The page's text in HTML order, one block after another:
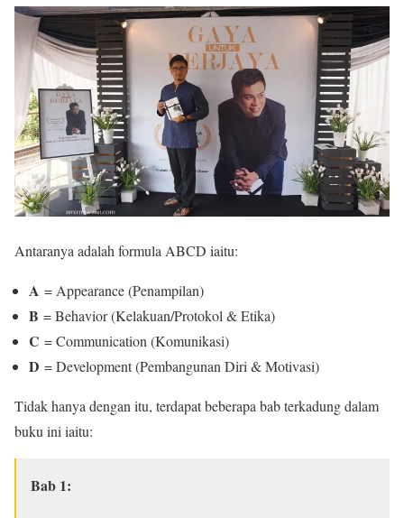
Antaranya adalah formula ABCD iaitu:
A = Appearance (Penampilan)
B = Behavior (Kelakuan/Protokol & Etika)
C = Communication (Komunikasi)
D = Development (Pembangunan Diri & Motivasi)
Tidak hanya dengan itu, terdapat beberapa bab terkadung dalam
buku ini iaitu:
Bab 1: